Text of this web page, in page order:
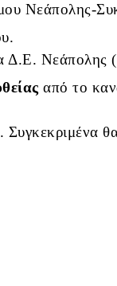
Νεάπολης-
Δ.Ε. Νεάπολης
από το
. Συγκεκριμένα